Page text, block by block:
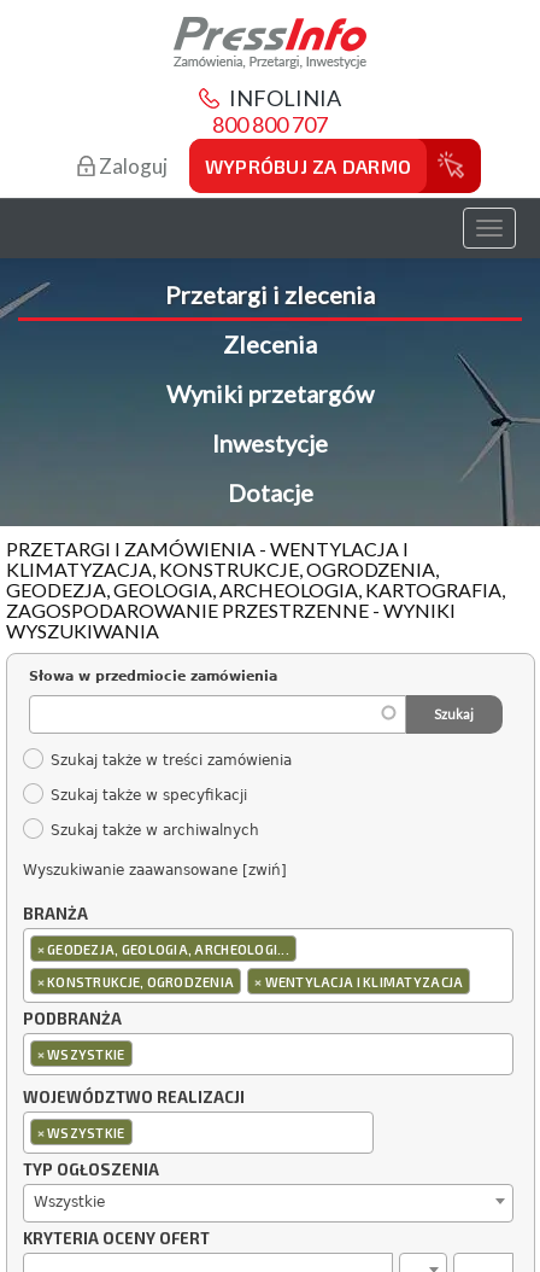
INFOLINIA
800 800 707
Zaloguj WYPRÓBUJ ZA DARMO
Toggle
Przetargi i zlecenia
Zlecenia
Wyniki przetargów
Inwestycje
Dotacje
PRZETARGI I ZAMÓWIENIA - WENTYLACJA I
KLIMATYZACJA, KONSTRUKCJE, OGRODZENIA,
GEODEZJA, GEOLOGIA, ARCHEOLOGIA, KARTOGRAFIA,
ZAGOSPODAROWANIE PRZESTRZENNE - WYNIKI
WYSZUKIWANIA
Słowa w przedmiocie zamówienia
Szukaj także w treści zamówienia
Szukaj także w specyfikacji
Szukaj także w archiwalnych
Wyszukiwanie zaawansowane [zwiń]
BRANŻA
×GEODEZJA, GEOLOGIA, ARCHEOLOGI...
×KONSTRUKCJE, OGRODZENIA × WENTYLACJA I KLIMATYZACJA
PODBRANŻA
×WSZYSTKIE
WOJEWÓDZTWO REALIZACJI
×WSZYSTKIE
TYP OGŁOSZENIA
Wszystkie
KRYTERIA OCENY OFERT